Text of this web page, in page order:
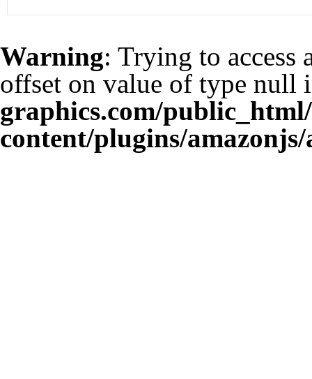
Warning: Trying to access
offset on value of type null
graphics.com/
content/plugins/